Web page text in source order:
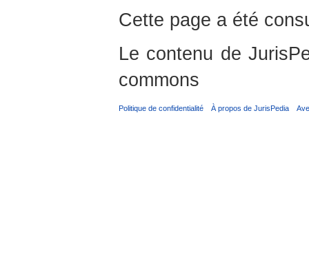
Cette page a été
Le contenu de
commons
Politique de confidentialité À propos de JurisPedia